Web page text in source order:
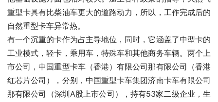
重型卡具有比柴油车更大的道路动力，所以，工作完成后的
自然重型卡车异常热。
有一个沉重的卡作为占主导地位，同时，它涵盖了中型卡的
工业模式，轻卡，乘用车，特殊车和其他商务车辆。两个上
市公司，中国重型卡车（香港）有限公司那有限公司（香港
红芯片公司），分别，中国重型卡车集团济南卡车有限公司
那有限公司（深圳A股上市公司），持有53家二级企业，生